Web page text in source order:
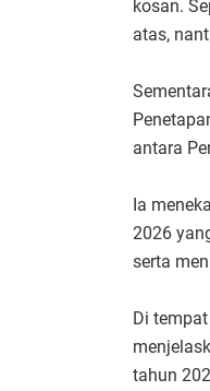
kosan.
atas,
antara
Ia
2026
serta
Di
tahun